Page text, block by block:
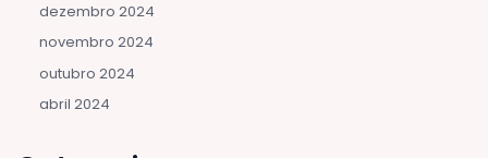
dezembro 2024
novembro 2024
outubro 2024
abril 2024